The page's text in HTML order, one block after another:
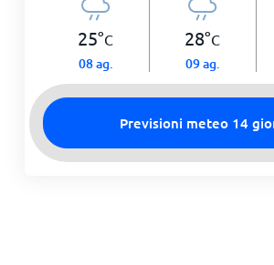
25°C
08 ag.
28°C
09 ag.
Previsioni meteo 14